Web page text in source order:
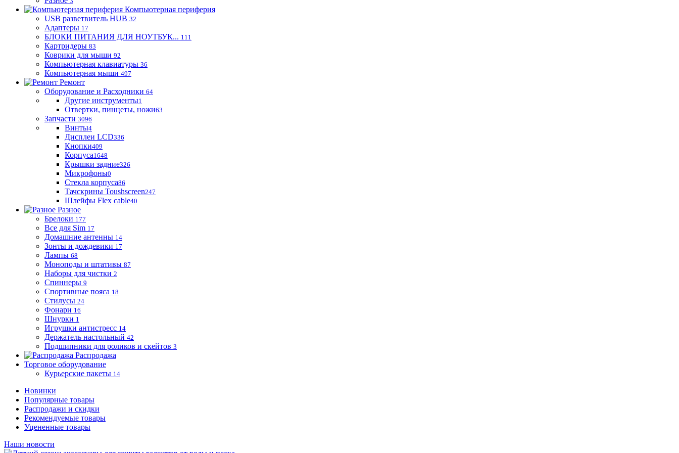
Компьютерная периферия
USB разветвитель HUB 32
Адаптеры 17
БЛОКИ ПИТАНИЯ ДЛЯ НОУТБУК... 111
Картридеры 83
Коврики для мыши 92
Компьютерная клавиатуры 36
Компьютерная мыши 497
Ремонт
Оборудование и Расходники 64
Другие инструменты1
Отвертки, пинцеты, ножи63
Запчасти 3096
Винты4
Дисплеи LCD336
Кнопки409
Корпуса1648
Крышки задние326
Микрофоны0
Стекла корпуса86
Тачскрины Toushscreen247
Шлейфы Flex cable40
Разное
Брелоки 177
Все для Sim 17
Домашние антенны 14
Зонты и дождевики 17
Лампы 68
Моноподы и штативы 87
Наборы для чистки 2
Спиннеры 9
Спортивные пояса 18
Стилусы 24
Фонари 16
Шнурки 1
Игрушки антистресс 14
Держатель настольный 42
Подшипники для роликов и скейтов 3
Распродажа
Торговое оборудование
Курьерские пакеты 14
Новинки
Популярные товары
Распродажи и скидки
Рекомендуемые товары
Уцененные товары
Наши новости